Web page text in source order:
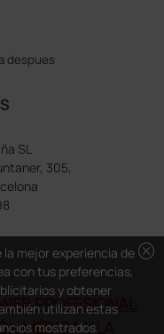
despues
SL
305,
PROFESIONAL
MÉDICA Y LA
cancel
mejor experiencia de
con tus preferencias,
y obtener
utilizan estas
mostrados.